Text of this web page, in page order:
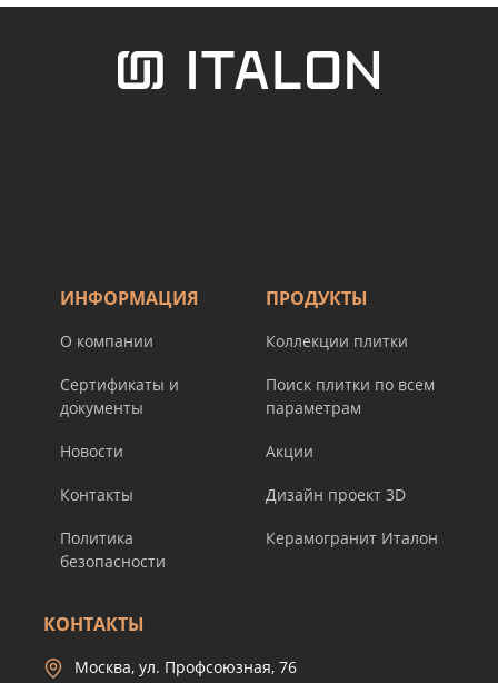
ИНФОРМАЦИЯ
О компании
Сертификаты и
документы
Новости
Контакты
Политика
безопасности
ПРОДУКТЫ
Коллекции плитки
Поиск плитки по всем
параметрам
Акции
Дизайн проект 3D
Керамогранит Италон
КОНТАКТЫ
Москва, ул. Профсоюзная, 76